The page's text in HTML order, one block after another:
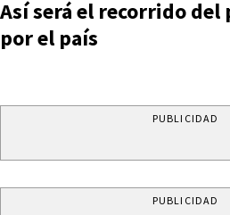
Así será el recorrido del
por el país
PUBLICIDAD
PUBLICIDAD